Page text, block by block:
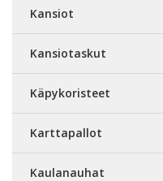
Kansiot
Kansiotaskut
Käpykoristeet
Karttapallot
Kaulanauhat